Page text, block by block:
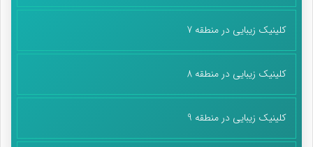
کلینیک زیبایی در منطقه 7
کلینیک زیبایی در منطقه 8
کلینیک زیبایی در منطقه 9